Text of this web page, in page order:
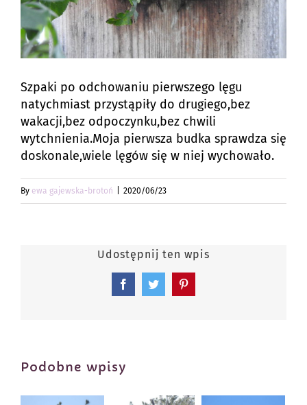
Szpaki po odchowaniu pierwszego lęgu
natychmiast przystąpiły do drugiego,bez
wakacji,bez odpoczynku,bez chwili
wytchnienia.Moja pierwsza budka sprawdza się
doskonale,wiele lęgów się w niej wychowało.
By ewa gajewska-brotoń 2020/06/23
Udostępnij ten wpis
FacebookTwitterPinterest
Podobne wpisy